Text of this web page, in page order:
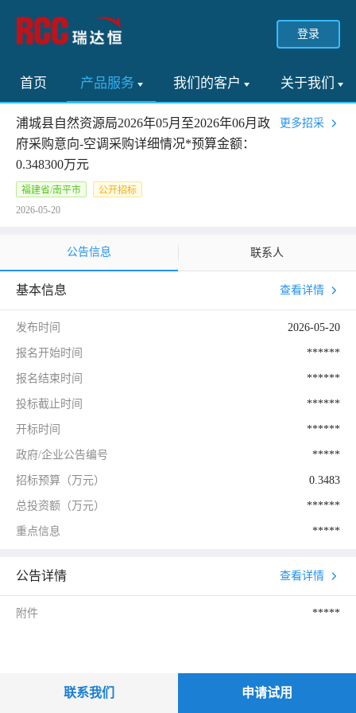
登录
首页 产品服务 我们的客户 关于我们
浦城县自然资源局2026年05月至2026年06月政
府采购意向-空调采购详细情况*预算金额：
0.348300万元
更多招采
福建省/南平市
公开招标
2026-05-20
公告信息 联系人
基本信息 查看详情
发布时间 2026-05-20
报名开始时间 ******
报名结束时间 ******
投标截止时间 ******
开标时间 ******
政府/企业公告编号 *****
招标预算（万元） 0.3483
总投资额（万元） ******
重点信息 *****
公告详情 查看详情
附件 *****
联系我们 申请试用